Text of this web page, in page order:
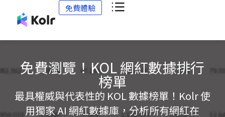
免費體驗
免費瀏覽！KOL 網紅數據排行
榜單
最具權威與代表性的 KOL 數據榜單！Kolr 使
用獨家 AI 網紅數據庫，分析所有網紅在